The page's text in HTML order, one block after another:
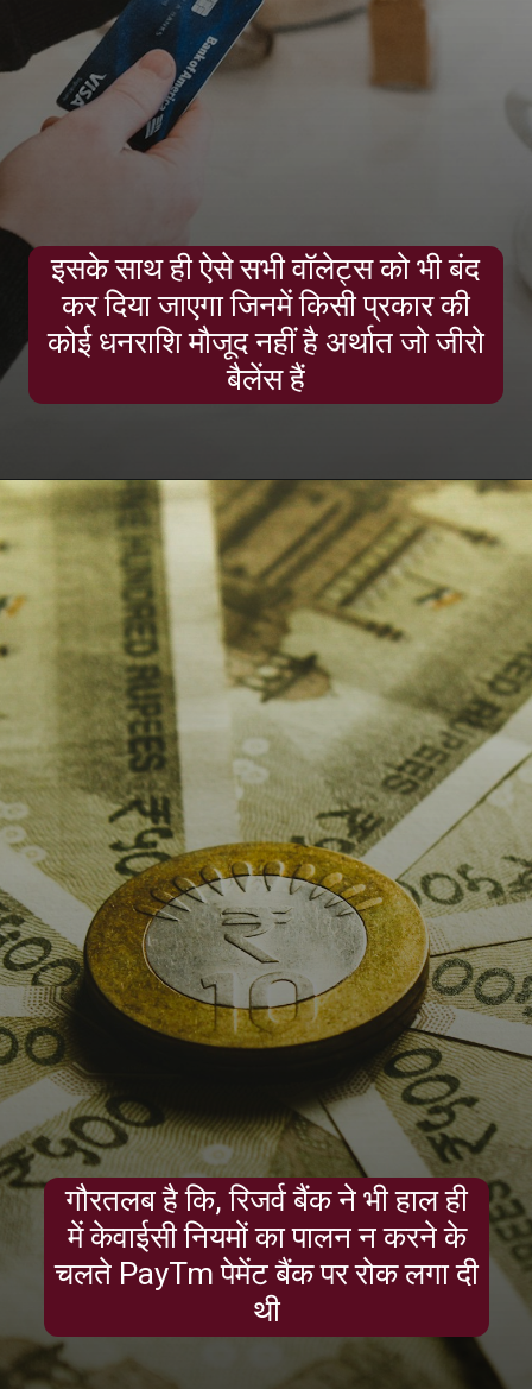
इसके साथ ही ऐसे सभी वॉलेट्स को भी बंद
कर दिया जाएगा जिनमें किसी प्रकार की
कोई धनराशि मौजूद नहीं है अर्थात जो जीरो
बैलेंस हैं
गौरतलब है कि, रिजर्व बैंक ने भी हाल ही
में केवाईसी नियमों का पालन न करने के
चलते PayTm पेमेंट बैंक पर रोक लगा दी
थी